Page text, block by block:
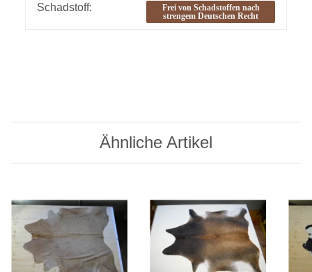
Schadstoff:
Frei von Schadstoffen nach
strengem Deutschen Recht
Ähnliche Artikel